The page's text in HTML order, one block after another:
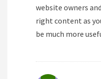
website owners
right content as
be much more